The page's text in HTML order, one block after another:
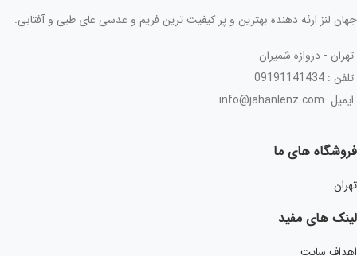
جهان لنز ارئه دهنده بهترین و پر کیفیت ترین فریم و عدسی عای طبی و آفتابی.
تهران - دروازه شمیران
تلفن : 09191141434
ایمیل :info@jahanlenz.com
فروشگاه های ما
تهران
لینک های مفید
اهداف سایت